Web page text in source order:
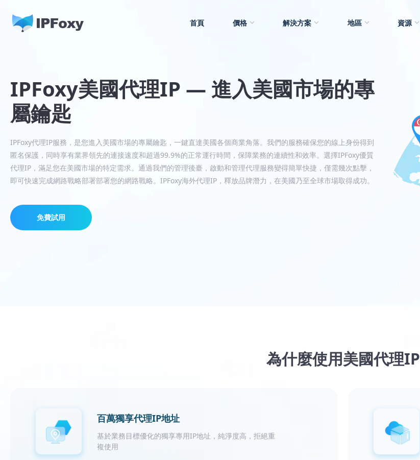
首頁 價格 解決方案 地區 資源
IPFoxy美國代理IP — 進入美國市場的專
屬鑰匙
IPFoxy代理IP服務，是您進入美國市場的專屬鑰匙，一鍵直達美國各個商業角落。我們的服務確保您的線上身份得到
匿名保護，同時享有業界領先的連接速度和超過99.9%的正常運行時間，保障業務的連續性和效率。選擇IPFoxy優質
代理IP，滿足您在美國市場的特定需求。通過我們的管理後臺，啟動和管理代理服務變得簡單快捷，僅需幾次點擊，
即可快速完成網路戰略部署部署您的網路戰略。IPFoxy海外代理IP，釋放品牌潛力，在美國乃至全球市場取得成功。
免費試用
為什麼使用美國代理IP
百萬獨享代理IP地址
基於業務目標優化的獨享專用IP地址，純淨度高，拒絕重
複使用